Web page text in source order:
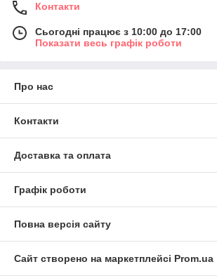
Контакти
Сьогодні працює з 10:00 до 17:00
Показати весь графік роботи
Про нас
Контакти
Доставка та оплата
Графік роботи
Повна версія сайту
Сайт створено на маркетплейсі Prom.ua